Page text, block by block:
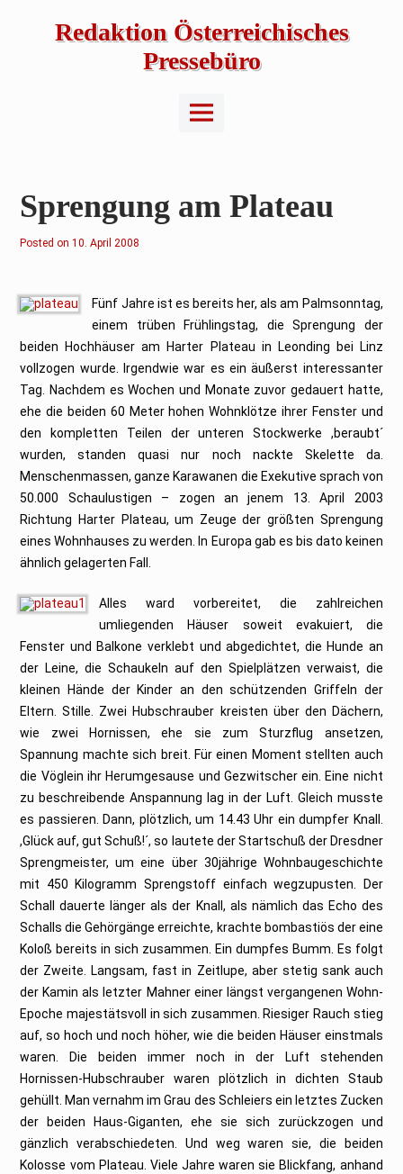
Redaktion Österreichisches
Pressebüro
Main
Menu
Sprengung am Plateau
Posted on2
i
2
6
10. April 2008
Fünf Jahre ist es bereits her, als am Palmsonntag,
einem trüben Frühlingstag, die Sprengung der
beiden Hochhäuser am Harter Plateau in Leonding bei Linz
vollzogen wurde. Irgendwie war es ein äußerst interessanter
Tag. Nachdem es Wochen und Monate zuvor gedauert hatte,
ehe die beiden 60 Meter hohen Wohnklötze ihrer Fenster und
den kompletten Teilen der unteren Stockwerke ,beraubt´
wurden, standen quasi nur noch nackte Skelette da.
Menschenmassen, ganze Karawanen die Exekutive sprach von
50.000 Schaulustigen – zogen an jenem 13. April 2003
Richtung Harter Plateau, um Zeuge der größten Sprengung
eines Wohnhauses zu werden. In Europa gab es bis dato keinen
ähnlich gelagerten Fall.
Alles ward vorbereitet, die zahlreichen
umliegenden Häuser soweit evakuiert, die
Fenster und Balkone verklebt und abgedichtet, die Hunde an
der Leine, die Schaukeln auf den Spielplätzen verwaist, die
kleinen Hände der Kinder an den schützenden Griffeln der
Eltern. Stille. Zwei Hubschrauber kreisten über den Dächern,
wie zwei Hornissen, ehe sie zum Sturzflug ansetzen,
Spannung machte sich breit. Für einen Moment stellten auch
die Vöglein ihr Herumgesause und Gezwitscher ein. Eine nicht
zu beschreibende Anspannung lag in der Luft. Gleich musste
es passieren. Dann, plötzlich, um 14.43 Uhr ein dumpfer Knall.
,Glück auf, gut Schuß!´, so lautete der Startschuß der Dresdner
Sprengmeister, um eine über 30jährige Wohnbaugeschichte
mit 450 Kilogramm Sprengstoff einfach wegzupusten. Der
Schall dauerte länger als der Knall, als nämlich das Echo des
Schalls die Gehörgänge erreichte, krachte bombastiös der eine
Koloß bereits in sich zusammen. Ein dumpfes Bumm. Es folgt
der Zweite. Langsam, fast in Zeitlupe, aber stetig sank auch
der Kamin als letzter Mahner einer längst vergangenen Wohn-
Epoche majestätsvoll in sich zusammen. Riesiger Rauch stieg
auf, so hoch und noch höher, wie die beiden Häuser einstmals
waren. Die beiden immer noch in der Luft stehenden
Hornissen-Hubschrauber waren plötzlich in dichten Staub
gehüllt. Man vernahm im Grau des Schleiers ein letztes Zucken
der beiden Haus-Giganten, ehe sie sich zurückzogen und
gänzlich verabschiedeten. Und weg waren sie, die beiden
Kolosse vom Plateau. Viele Jahre waren sie Blickfang, anhand